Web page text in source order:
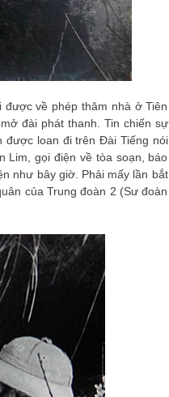
được về phép thăm nhà ở Tiên
đài phát thanh. Tin chiến sự
được loan đi trên Đài Tiếng nói
Lim, gọi điện về tòa soạn, báo
như bây giờ. Phải mấy lần bắt
của Trung đoàn 2 (Sư đoàn